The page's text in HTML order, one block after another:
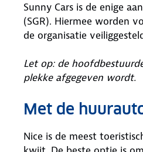
Sunny Cars is de enige
(SGR). Hiermee worden
de organisatie
Let op: de
plekke afgegeven wordt.
Met de
Nice is de meest